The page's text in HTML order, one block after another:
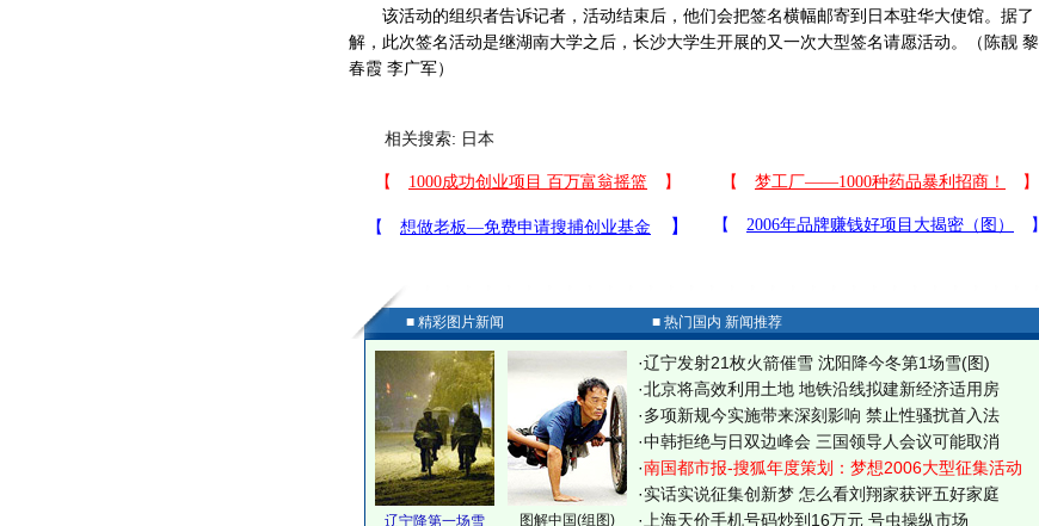
该活动的组织者告诉记者，活动结束后，他们会把签名横幅邮寄到日本驻华大使馆。据了
解，此次签名活动是继湖南大学之后，长沙大学生开展的又一次大型签名请愿活动。（陈靓 黎
春霞 李广军）
相关搜索: 日本
■ 精彩图片新闻 ■ 热门国内 新闻推荐
辽宁降第一场雪 图解中国(组图)
·辽宁发射21枚火箭催雪 沈阳降今冬第1场雪(图)
·北京将高效利用土地 地铁沿线拟建新经济适用房
·多项新规今实施带来深刻影响 禁止性骚扰首入法
·中韩拒绝与日双边峰会 三国领导人会议可能取消
·南国都市报-搜狐年度策划：梦想2006大型征集活动
·实话实说征集创新梦 怎么看刘翔家获评五好家庭
· 上海天价手机号码炒到16万元 号虫操纵市场